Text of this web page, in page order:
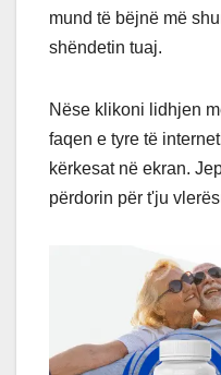
mund të bëjnë më
shëndetin tuaj.
Nëse klikoni lidhjen
faqen e tyre të
kërkesat në ekran.
përdorin për t'ju